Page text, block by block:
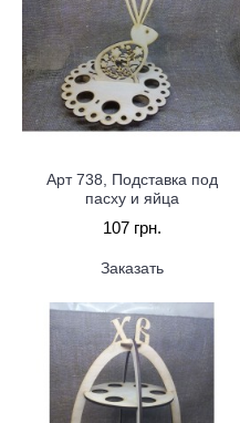
Арт 738, Подставка под
пасху и яйца
107 грн.
Заказать